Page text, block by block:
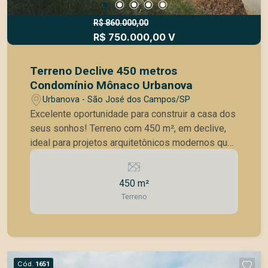
R$ 860.000,00
R$ 750.000,00 V
Terreno Declive 450 metros
Condomínio Mônaco Urbanova
Urbanova - São José dos Campos/SP
Excelente oportunidade para construir a casa dos
seus sonhos! Terreno com 450 m², em declive,
ideal para projetos arquitetônicos modernos que
valorizam iluminação natural e integração com a
paisagem. O lote conta com uma vista
permanente para a montanha, proporcionando
tranquilidade, privacidade e contato com a
natureza. Localizado no Condomínio Mônaco, no
um condomínio de alto padrão, com lazer
450 m²
Terreno
Cód. 1651